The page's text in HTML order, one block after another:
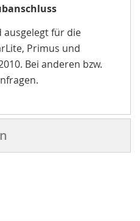
ausgelegt für die
Primus und
Bei anderen bzw.